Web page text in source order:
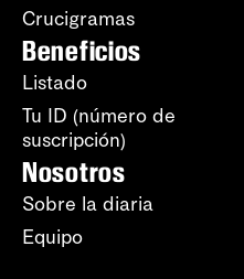
Crucigramas
Beneficios
Listado
Tu ID (número de
suscripción)
Nosotros
Sobre la diaria
Equipo